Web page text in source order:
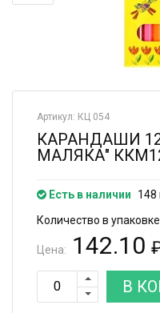
Артикул: КЦ 054
КАРАНДАШИ
МАЛЯКА"
Есть в наличии
148
Количество в
Цена: 142.10
В